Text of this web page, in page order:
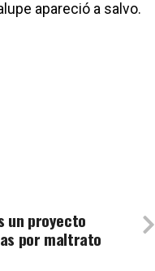
apareció a salvo.
un proyecto
por maltrato